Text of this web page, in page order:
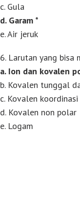
c. Gula
d. Garam *
e. Air jeruk
6. Larutan yang bisa
a. Ion dan kovalen
b. Kovalen tunggal
c. Kovalen
d. Kovalen non polar
e. Logam